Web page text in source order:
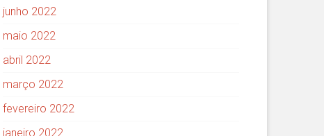
junho 2022
maio 2022
abril 2022
março 2022
fevereiro 2022
janeiro 2022